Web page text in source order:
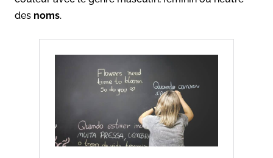
des noms.